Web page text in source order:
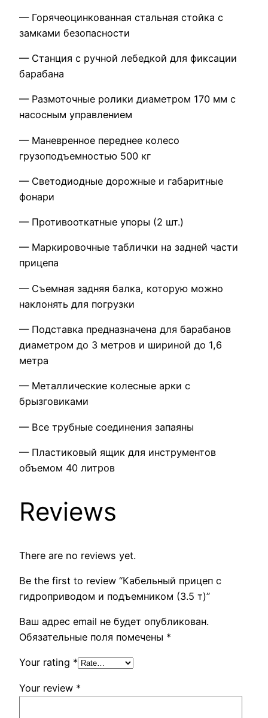
— Горячеоцинкованная стальная стойка с
замками безопасности
— Станция с ручной лебедкой для фиксации
барабана
— Размоточные ролики диаметром 170 мм с
насосным управлением
— Маневренное переднее колесо
грузоподъемностью 500 кг
— Светодиодные дорожные и габаритные
фонари
— Противооткатные упоры (2 шт.)
— Маркировочные таблички на задней части
прицепа
— Съемная задняя балка, которую можно
наклонять для погрузки
— Подставка предназначена для барабанов
диаметром до 3 метров и шириной до 1,6
метра
— Металлические колесные арки с
брызговиками
— Все трубные соединения запаяны
— Пластиковый ящик для инструментов
объемом 40 литров
Reviews
There are no reviews yet.
Be the first to review “Кабельный прицеп с
гидроприводом и подъемником (3.5 т)”
Ваш адрес email не будет опубликован.
Обязательные поля помечены *
Your rating *
Your review *